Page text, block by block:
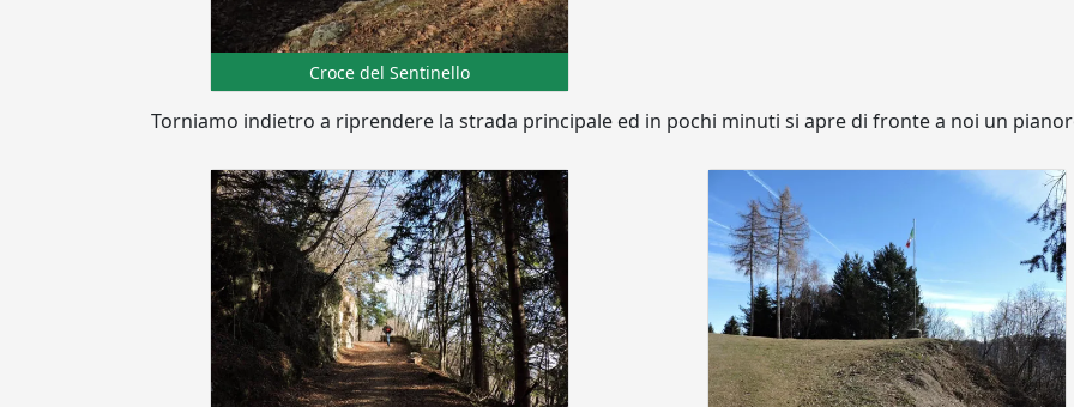
Croce del Sentinello
Torniamo indietro a riprendere la strada principale ed in pochi minuti si apre di fronte a noi un